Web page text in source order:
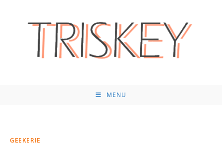
MENU
GEEKERIE